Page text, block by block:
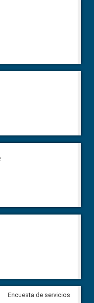
CPCCS convoca a Veeduría
Encuesta de servicios